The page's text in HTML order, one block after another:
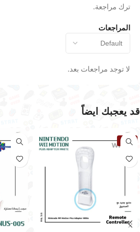
المراجعات
لا توجد مراجعات بعد.
ترك مراجعة.
قد يعجبك ايضاً
نفذت